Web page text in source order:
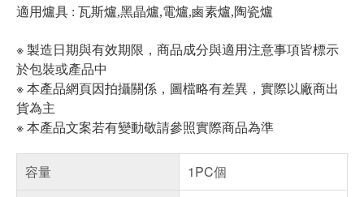
適用爐具 : 瓦斯爐,黑晶爐,電爐,鹵素爐,陶瓷爐
※ 製造日期與有效期限，商品成分與適用注意事項皆標示
於包裝或產品中
※ 本產品網頁因拍攝關係，圖檔略有差異，實際以廠商出
貨為主
※ 本產品文案若有變動敬請參照實際商品為準
容量
1PC個